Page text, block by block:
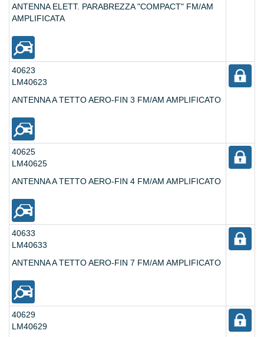
ANTENNA ELETT. PARABREZZA "COMPACT" FM/AM
AMPLIFICATA
40623
LM40623
ANTENNA A TETTO AERO-FIN 3 FM/AM AMPLIFICATO
40625
LM40625
ANTENNA A TETTO AERO-FIN 4 FM/AM AMPLIFICATO
40633
LM40633
ANTENNA A TETTO AERO-FIN 7 FM/AM AMPLIFICATO
40629
LM40629